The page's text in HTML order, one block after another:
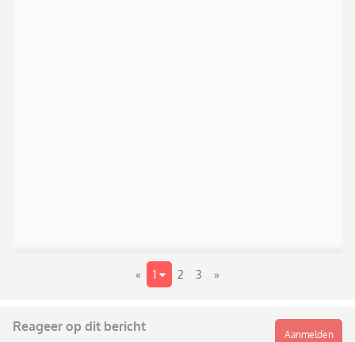
« 1 2 3 »
Reageer op dit bericht
Aanmelden